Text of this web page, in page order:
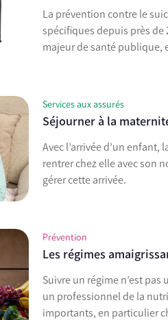
La prévention contre le
spécifiques depuis près de
majeur de santé publique,
Services aux assurés
Séjourner à la
Avec l’arrivée d’un
rentrer chez elle avec son
gérer cette arrivée.
Prévention
Les régimes
Suivre un régime n’est
un professionnel de la
importants, en particulier